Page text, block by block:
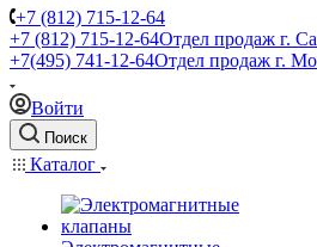
+7 (812) 715-12-64
+7 (812) 715-12-64Отдел продаж г.
+7(495) 741-12-64Отдел продаж г.
Войти
Поиск
Каталог